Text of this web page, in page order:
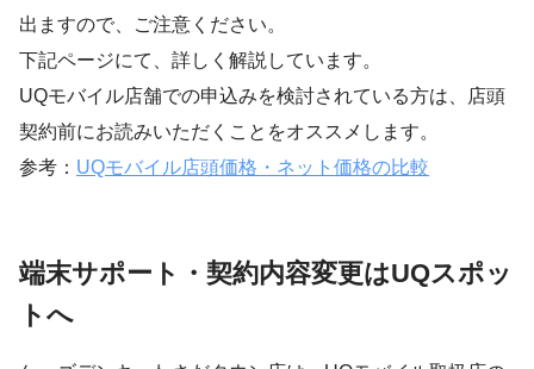
出ますので、ご注意ください。
下記ページにて、詳しく解説しています。
UQモバイル店舗での申込みを検討されている方は、店頭
契約前にお読みいただくことをオススメします。
参考： UQモバイル店頭価格・ネット価格の比較
端末サポート・契約内容変更はUQスポッ
トへ